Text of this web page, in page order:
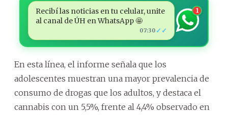
Recibí las noticias en tu celular, unite
al canal de ÚH en WhatsApp 🤩
07:30 ✓✓
1
En esta línea, el informe señala que los
adolescentes muestran una mayor prevalencia de
consumo de drogas que los adultos, y destaca el
cannabis con un 5,5%, frente al 4,4% observado en